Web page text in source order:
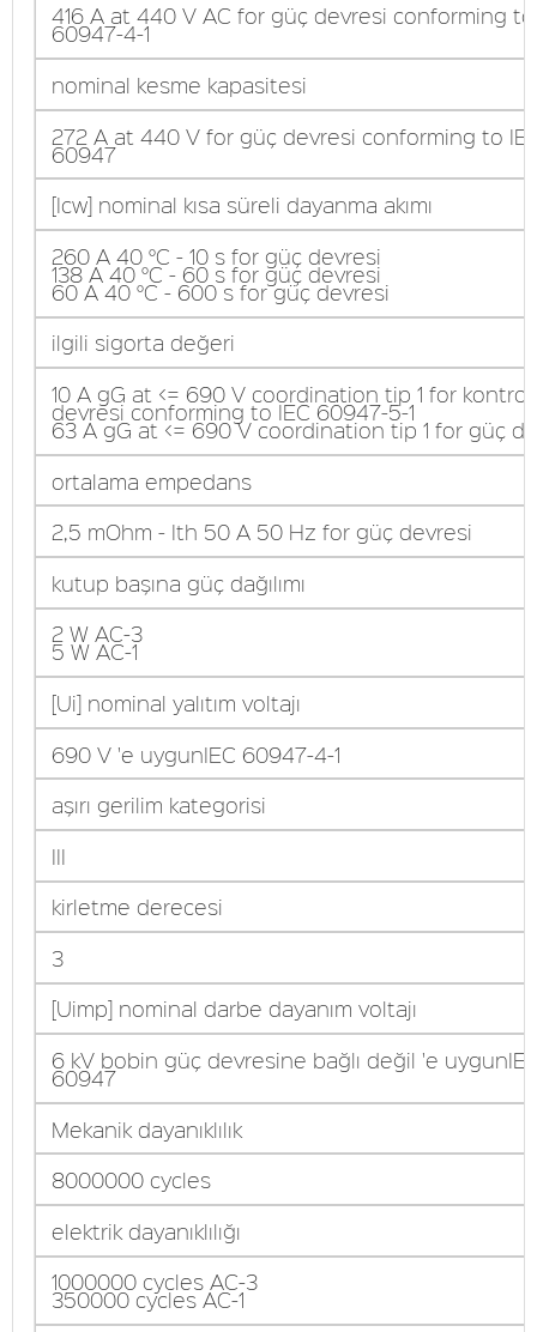
416 A at 440 V AC for güç devresi conforming to
60947-4-1
nominal kesme kapasitesi
272 A at 440 V for güç devresi conforming to
60947
[Icw] nominal kısa süreli dayanma akımı
260 A 40 °C - 10 s for güç devresi
138 A 40 °C - 60 s for güç devresi
60 A 40 °C - 600 s for güç devresi
ilgili sigorta değeri
10 A gG at <= 690 V coordination tip 1 for kontrol
devresi conforming to IEC 60947-5-1
63 A gG at <= 690 V coordination tip 1 for güç
ortalama empedans
2,5 mOhm - Ith 50 A 50 Hz for güç devresi
kutup başına güç dağılımı
2 W AC-3
5 W AC-1
[Ui] nominal yalıtım voltajı
690 V 'e uygunIEC 60947-4-1
aşırı gerilim kategorisi
III
kirletme derecesi
3
[Uimp] nominal darbe dayanım voltajı
6 kV bobin güç devresine bağlı değil 'e
60947
Mekanik dayanıklılık
8000000 cycles
elektrik dayanıklılığı
1000000 cycles AC-3
350000 cycles AC-1